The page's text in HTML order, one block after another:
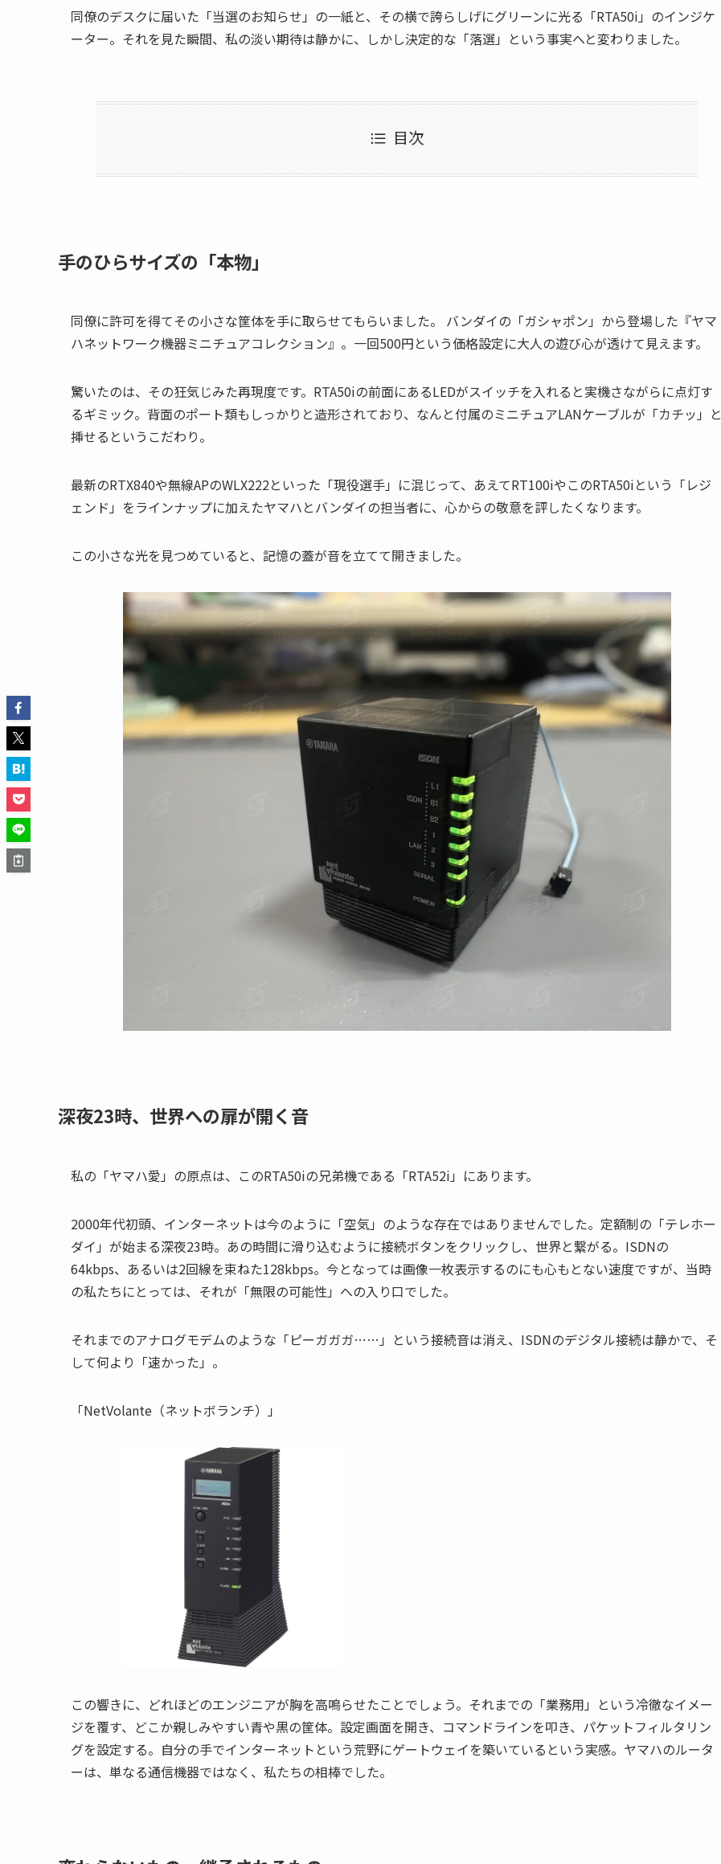
同僚のデスクに届いた「当選のお知らせ」の一紙と、その横で誇らしげにグリーンに光る「RTA50i」のインジケ
ーター。それを見た瞬間、私の淡い期待は静かに、しかし決定的な「落選」という事実へと変わりました。
目次
手のひらサイズの「本物」
同僚に許可を得てその小さな筐体を手に取らせてもらいました。 バンダイの「ガシャポン」から登場した『ヤマ
ハネットワーク機器ミニチュアコレクション』。一回500円という価格設定に大人の遊び心が透けて見えます。
驚いたのは、その狂気じみた再現度です。RTA50iの前面にあるLEDがスイッチを入れると実機さながらに点灯す
るギミック。背面のポート類もしっかりと造形されており、なんと付属のミニチュアLANケーブルが「カチッ」と
挿せるというこだわり。
最新のRTX840や無線APのWLX222といった「現役選手」に混じって、あえてRT100iやこのRTA50iという「レジ
ェンド」をラインナップに加えたヤマハとバンダイの担当者に、心からの敬意を評したくなります。
この小さな光を見つめていると、記憶の蓋が音を立てて開きました。
深夜23時、世界への扉が開く音
私の「ヤマハ愛」の原点は、このRTA50iの兄弟機である「RTA52i」にあります。
2000年代初頭、インターネットは今のように「空気」のような存在ではありませんでした。定額制の「テレホー
ダイ」が始まる深夜23時。あの時間に滑り込むように接続ボタンをクリックし、世界と繋がる。ISDNの
64kbps、あるいは2回線を束ねた128kbps。今となっては画像一枚表示するのにも心もとない速度ですが、当時
の私たちにとっては、それが「無限の可能性」への入り口でした。
それまでのアナログモデムのような「ピーガガガ……」という接続音は消え、ISDNのデジタル接続は静かで、そ
して何より「速かった」。
「NetVolante（ネットボランチ）」
この響きに、どれほどのエンジニアが胸を高鳴らせたことでしょう。それまでの「業務用」という冷徹なイメー
ジを覆す、どこか親しみやすい青や黒の筐体。設定画面を開き、コマンドラインを叩き、パケットフィルタリン
グを設定する。自分の手でインターネットという荒野にゲートウェイを築いているという実感。ヤマハのルータ
ーは、単なる通信機器ではなく、私たちの相棒でした。